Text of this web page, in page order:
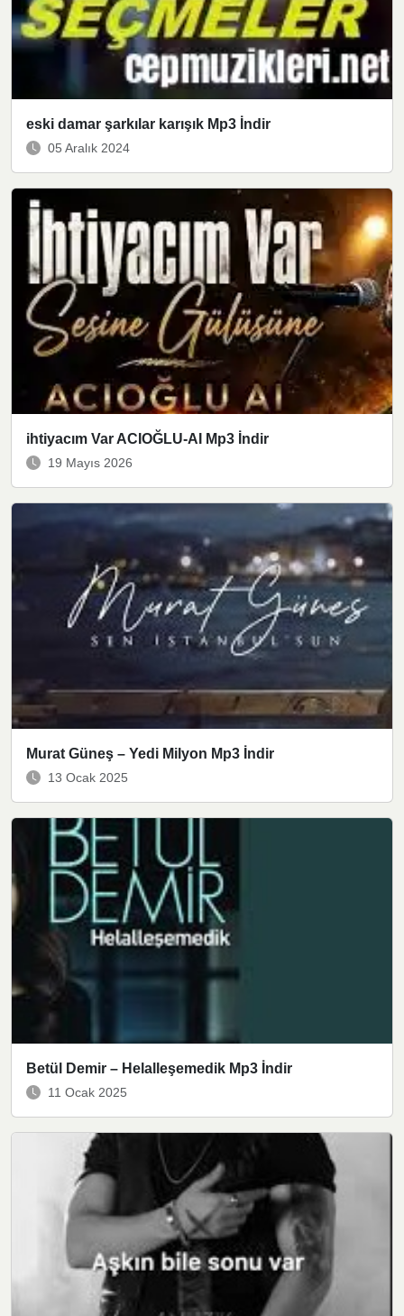
eski damar şarkılar karışık Mp3 İndir
05 Aralık 2024
ihtiyacım Var ACIOĞLU-AI Mp3 İndir
19 Mayıs 2026
Murat Güneş – Yedi Milyon Mp3 İndir
13 Ocak 2025
Betül Demir – Helalleşemedik Mp3 İndir
11 Ocak 2025